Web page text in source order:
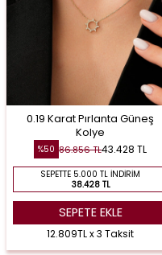
0.19 Karat Pırlanta Güneş
Kolye
%50 86.856TL43.428 TL
SEPETTE 5.000 TL İNDIRIM
38.428 TL
SEPETE EKLE
12.809TL x 3 Taksit